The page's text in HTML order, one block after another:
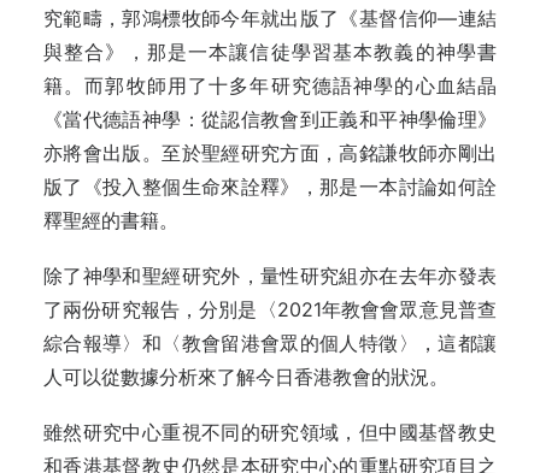
究範疇，郭鴻標牧師今年就出版了 《基督信仰—連結
與整合》，那是一本讓信徒學習基本教義的神學書
籍。而郭牧師用了十多年研究德語神學的心血結晶
《當代德語神學：從認信教會到正義和平神學倫理》
亦將會出版。至於聖經研究方面，高銘謙牧師亦剛出
版了《投入整個生命來詮釋》，那是一本討論如何詮
釋聖經的書籍。
除了神學和聖經研究外，量性研究組亦在去年亦發表
了兩份研究報告，分別是〈2021年教會會眾意見普查
綜合報導〉和〈教會留港會眾的個人特徵〉，這都讓
人可以從數據分析來了解今日香港教會的狀況。
雖然研究中心重視不同的研究領域，但中國基督教史
和香港基督教史仍然是本研究中心的重點研究項目之